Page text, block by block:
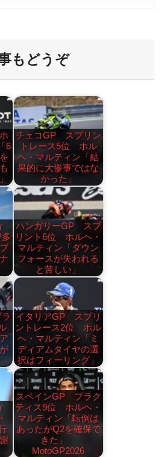
もどうぞ
6
チェコGP スプリン
トレース5位 ホル
ヘ・マルティン「結
果的に大惨事ではな
かった」
ハンガリーGP スプ
リント6位 ホルヘ・
マルティン「ダウン
フォースが失われる
と苦しい」
イタリアGP スプリ
ントレース2位 ホル
ヘ・マルティン「ミ
ディアムタイヤの選
択はフィーリング」
スペインGP プラク
ティス9位 ホルヘ・
マルティン「転倒は
あったがQ2を確保で
きた」
MotoGP2026